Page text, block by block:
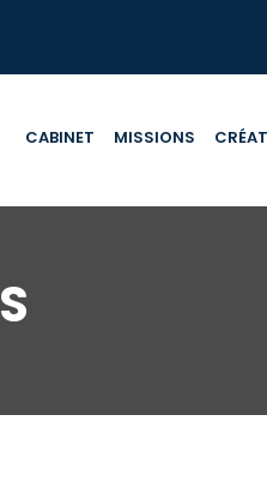
CABINET MISSIONS